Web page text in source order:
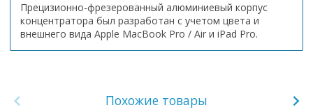
Прецизионно-фрезерованный алюминиевый корпус
концентратора был разработан с учетом цвета и
внешнего вида Apple MacBook Pro / Air и iPad Pro.
Похожие товары